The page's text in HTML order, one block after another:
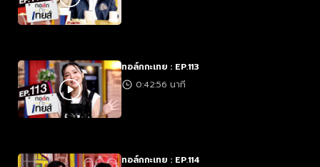
ทอล์กกะเทย : EP.113
0:42:56 นาที
ทอล์กกะเทย : EP.114